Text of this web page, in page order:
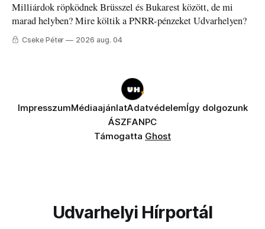
Milliárdok röpködnek Brüsszel és Bukarest között, de mi
marad helyben? Mire költik a PNRR-pénzeket Udvarhelyen?
Cseke Péter 2026 aug. 04
ImpresszumMédiaajánlatAdatvédelemÍgy dolgozunk
ÁSZFANPC
Támogatta Ghost
Udvarhelyi Hírportál